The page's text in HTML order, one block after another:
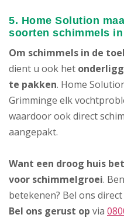
5. Home Solution
soorten schimmels
Om schimmels in de
dient u ook het
te pakken. Home
Grimminge elk
waardoor ook direct
aangepakt.
Want een droog huis
voor schimmelgroei.
betekenen? Bel ons
Bel ons gerust op via